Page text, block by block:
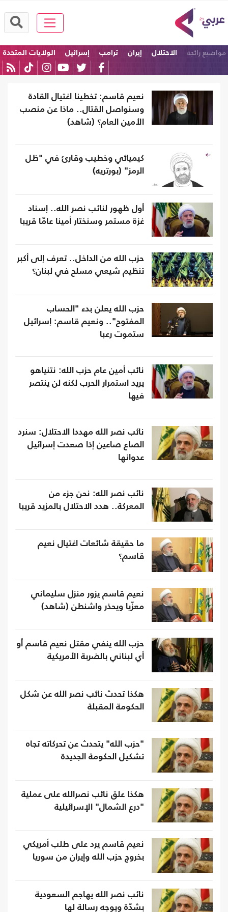
مواضيع رائجة الاحتلال إيران ترامب إسرائيل
الولايات المتحدة
نعيم قاسم: تخطينا اغتيال القادة
وسنواصل القتال.. ماذا عن منصب
الأمين العام؟ (شاهد)
كيميائي وخطيب وقارئ في "ظل
الرمز" (بورتريه)
أول ظهور لنائب نصر الله.. إسناد
غزة مستمر وسنختار أمينا عامّا قريبا
حزب الله من الداخل.. تعرف إلى أكبر
تنظيم شيعي مسلح في لبنان؟
حزب الله يعلن بدء "الحساب
المفتوح".. ونعيم قاسم: إسرائيل
ستموت رعبا
نائب أمين عام حزب الله: نتنياهو
يريد استمرار الحرب لكنه لن ينتصر
فيها
نائب نصر الله مهددا الاحتلال: سنرد
الصاع صاعين إذا صعدت إسرائيل
عدوانها
نائب نصر الله: نحن جزء من
المعركة.. هدد الاحتلال بالمزيد قريبا
ما حقيقة شائعات اغتيال نعيم
قاسم؟
نعيم قاسم يزور منزل سليماني
معزّيا ويحذر واشنطن (شاهد)
حزب الله ينفي مقتل نعيم قاسم أو
أي لبناني بالضربة الأمريكية
هكذا تحدث نائب نصر الله عن شكل
الحكومة المقبلة
"حزب الله" يتحدث عن تحركاته تجاه
تشكيل الحكومة الجديدة
هكذا علق نائب نصرالله على عملية
"درع الشمال" الإسرائيلية
نعيم قاسم يرد على طلب أمريكي
بخروج حزب الله وإيران من سوريا
نائب نصر الله يهاجم السعودية
بشدّة ويوجه رسالة لها